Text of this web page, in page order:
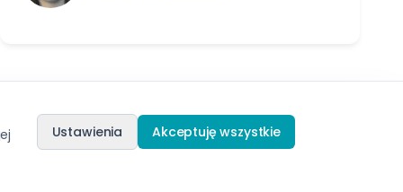
Ustawienia Akceptuję wszystkie